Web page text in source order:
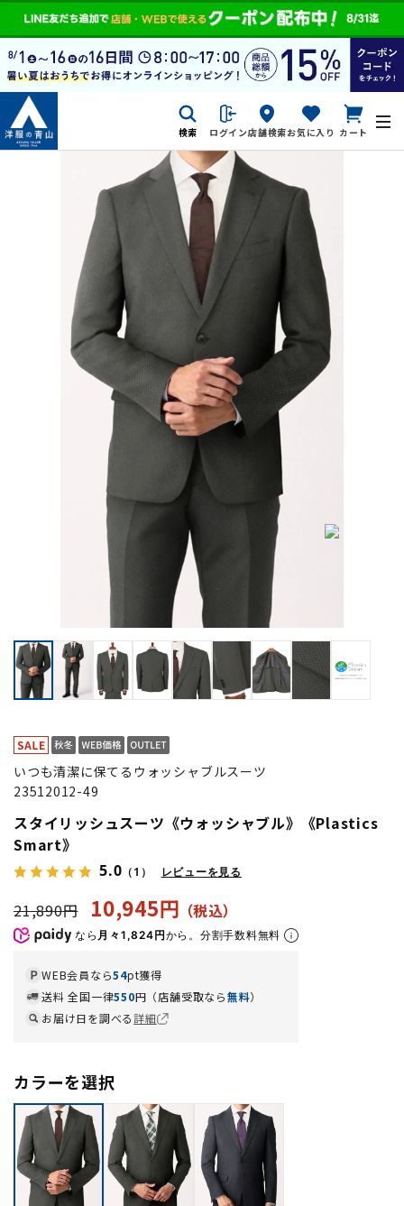
検索 ログイン店舗検索お気に入り カート
いつも清潔に保てるウォッシャブルスーツ
23512012-49
スタイリッシュスーツ《ウォッシャブル》《Plastics
Smart》
5.0 （1） レビューを見る
21,890円 10,945円
なら 月々1,824円から。分割手数料無料
WEB会員なら54pt獲得
送料 全国一律550円（店舗受取なら無料）
お届け日を調べる詳細
カラーを選択